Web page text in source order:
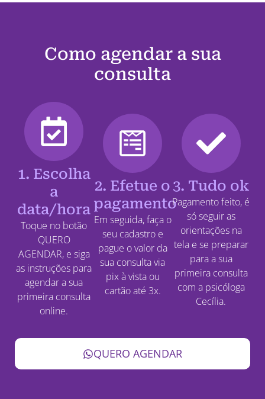
Como agendar a sua
consulta
1. Escolha
a
data/hora
Toque no botão
QUERO
AGENDAR, e siga
as instruções para
agendar a sua
primeira consulta
online.
2. Efetue o
pagamento
Em seguida, faça o
seu cadastro e
pague o valor da
sua consulta via
pix à vista ou
cartão até 3x.
3. Tudo ok
Pagamento feito, é
só seguir as
orientações na
tela e se preparar
para a sua
primeira consulta
com a psicóloga
Cecília.
QUERO AGENDAR